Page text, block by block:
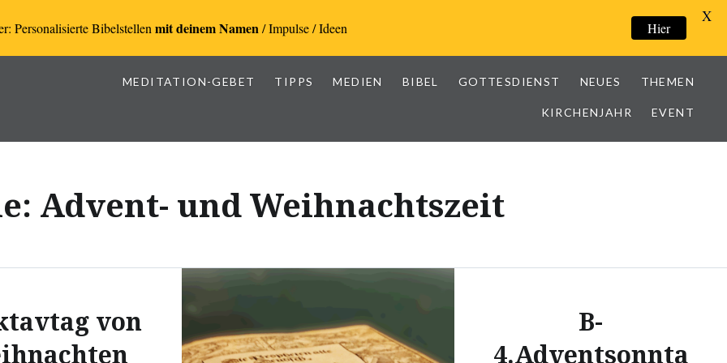
MEDITATION-GEBET TIPPS MEDIEN BIBEL GOTTESDIENST NEUES THEMEN
KIRCHENJAHR EVENT
Advent- und Weihnachtszeit
von
B-
4.Adventsonnta
Personalisierte Bibelstellen mit deinem Namen/ Impulse / Ideen Hier
X